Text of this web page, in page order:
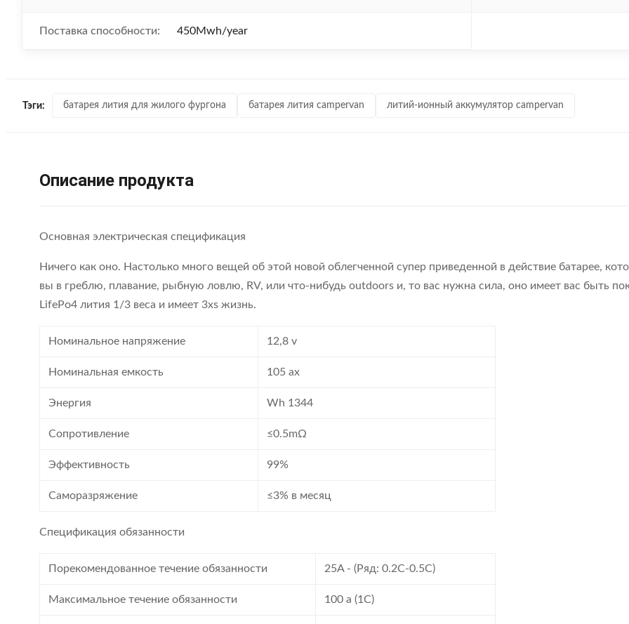
Поставка способности: 450Mwh/year
Тэги: батарея лития для жилого фургона батарея лития campervan литий-ионный аккумулятор campervan
Описание продукта
Основная электрическая спецификация
Ничего как оно. Настолько много вещей об этой новой облегченной супер приведенной в действие батарее,
вы в греблю, плавание, рыбную ловлю, RV, или что-нибудь outdoors и, то вас нужна сила, оно имеет вас быть
LifePo4 лития 1/3 веса и имеет 3xs жизнь.
Номинальное напряжение 12,8 v
Номинальная емкость 105 ах
Энергия Wh 1344
Сопротивление ≤0.5mΩ
Эффективность 99%
Саморазряжение ≤3% в месяц
Спецификация обязанности
Порекомендованное течение обязанности 25A - (Ряд: 0.2C-0.5C)
Максимальное течение обязанности 100 a (1C)